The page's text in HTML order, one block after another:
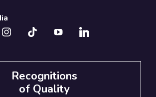
Recognitions
of Quality